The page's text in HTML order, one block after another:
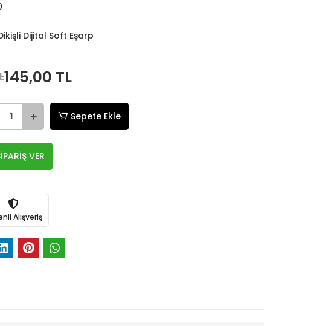
Dijital Soft Eşarp
145,00 TL
Sepete Ekle
VER
Alışveriş